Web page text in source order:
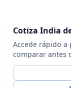
Cotiza India
Accede rápido a
comparar antes